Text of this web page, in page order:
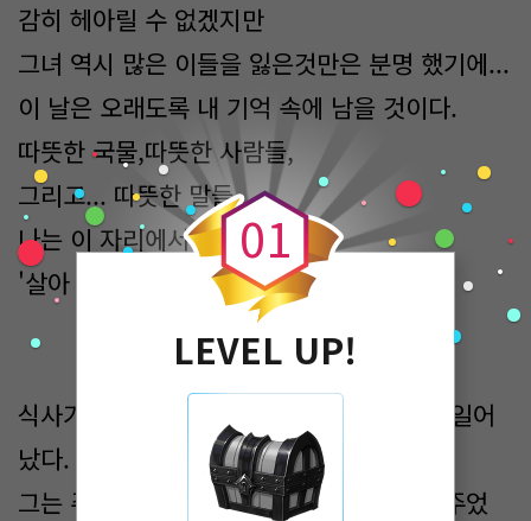
감히 헤아릴 수 없겠지만
그녀 역시 많은 이들을 잃은것만은 분명 했기에...
이 날은 오래도록 내 기억 속에 남을 것이다.
따뜻한 국물,따뜻한 사람들,
그리고... 따뜻한 말들.
나는 이 자리에서 처음으로
'살아 있다'는 느낌을 받았다.
식사가 끝날 무렵, 수장이 조용히 자리에서 일어
났다.
그는 주변을 둘러보다가 내 쪽으로 시선을 주었
0
0
1
LEVEL UP!